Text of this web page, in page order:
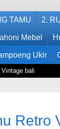
TAMU 2.
Mebel
Ukir
bali
Retro